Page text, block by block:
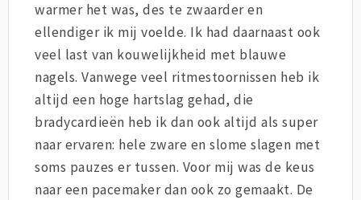
warmer het was, des te zwaarder en
ellendiger ik mij voelde. Ik had daarnaast ook
veel last van kouwelijkheid met blauwe
nagels. Vanwege veel ritmestoornissen heb ik
altijd een hoge hartslag gehad, die
bradycardieën heb ik dan ook altijd als super
naar ervaren: hele zware en slome slagen met
soms pauzes er tussen. Voor mij was de keus
naar een pacemaker dan ook zo gemaakt. De